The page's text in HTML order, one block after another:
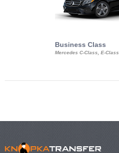
Business Class
Mercedes C-Class, E-Class